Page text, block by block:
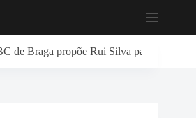
de Braga propõe Rui Silva para